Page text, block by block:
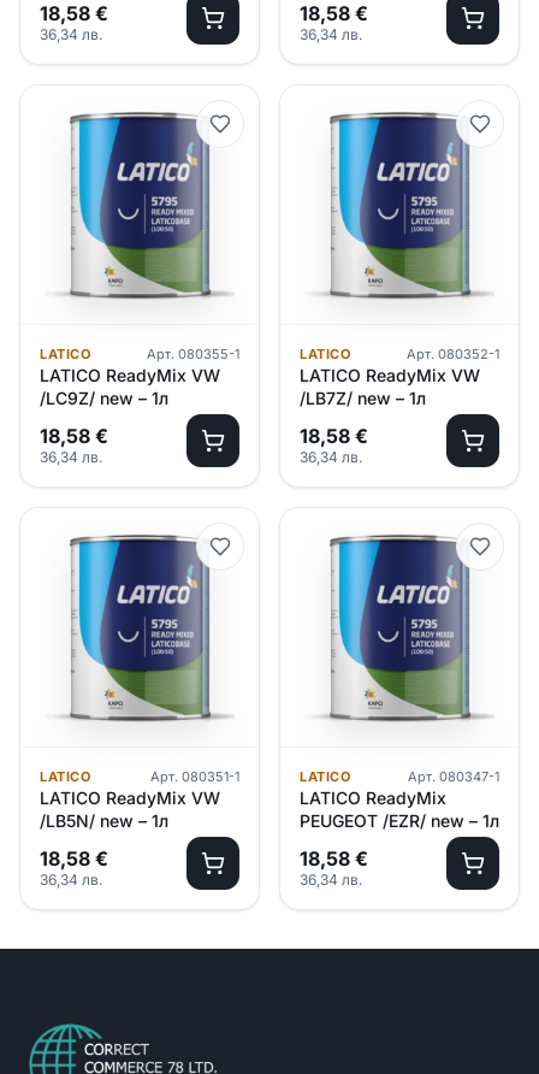
18,58 €
36,34 лв.
18,58 €
36,34 лв.
LATICO Арт. 080355-1
LATICO ReadyMix VW
/LC9Z/ new – 1л
18,58 €
36,34 лв.
LATICO Арт. 080352-1
LATICO ReadyMix VW
/LB7Z/ new – 1л
18,58 €
36,34 лв.
LATICO Арт. 080351-1
LATICO ReadyMix VW
/LB5N/ new – 1л
18,58 €
36,34 лв.
LATICO Арт. 080347-1
LATICO ReadyMix
PEUGEOT /EZR/ new – 1л
18,58 €
36,34 лв.